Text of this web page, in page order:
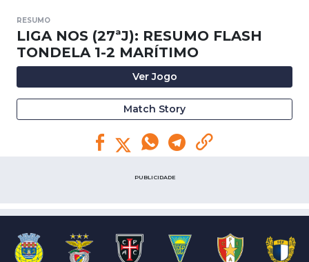
RESUMO
LIGA NOS (27ªJ): RESUMO FLASH
TONDELA 1-2 MARÍTIMO
Ver Jogo
Match Story
PUBLICIDADE